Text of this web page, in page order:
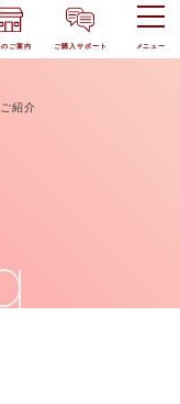
のご案内 ご購入サポート メニュー
紹介